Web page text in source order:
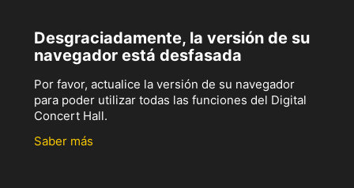
Desgraciadamente, la versión de su
navegador está desfasada
Por favor, actualice la versión de su navegador
para poder utilizar todas las funciones del Digital
Concert Hall.
Saber más